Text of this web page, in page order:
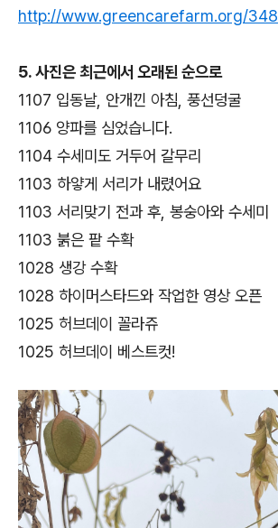
http://www.greencarefarm.org/348
5. 사진은 최근에서 오래된 순으로
1107 입동날, 안개낀 아침, 풍선덩굴
1106 양파를 심었습니다.
1104 수세미도 거두어 갈무리
1103 하얗게 서리가 내렸어요
1103 서리맞기 전과 후, 봉숭아와 수세미
1103 붉은 팥 수확
1028 생강 수확
1028 하이머스타드와 작업한 영상 오픈
1025 허브데이 꼴라쥬
1025 허브데이 베스트컷!